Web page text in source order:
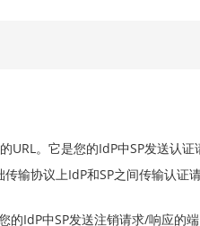
URL。它是您的IdP中SP发送认证
输协议上IdP和SP之间传输认证
IdP中SP发送注销请求/响应的端